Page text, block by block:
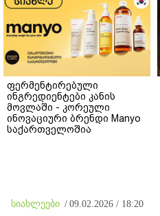
ფერმენტირებული
ინგრედიენტები კანის
მოვლაში - კორეული
ინოვაციური ბრენდი Manyo
საქართველოშია
სიახლეები / 09.02.2026 / 18:20